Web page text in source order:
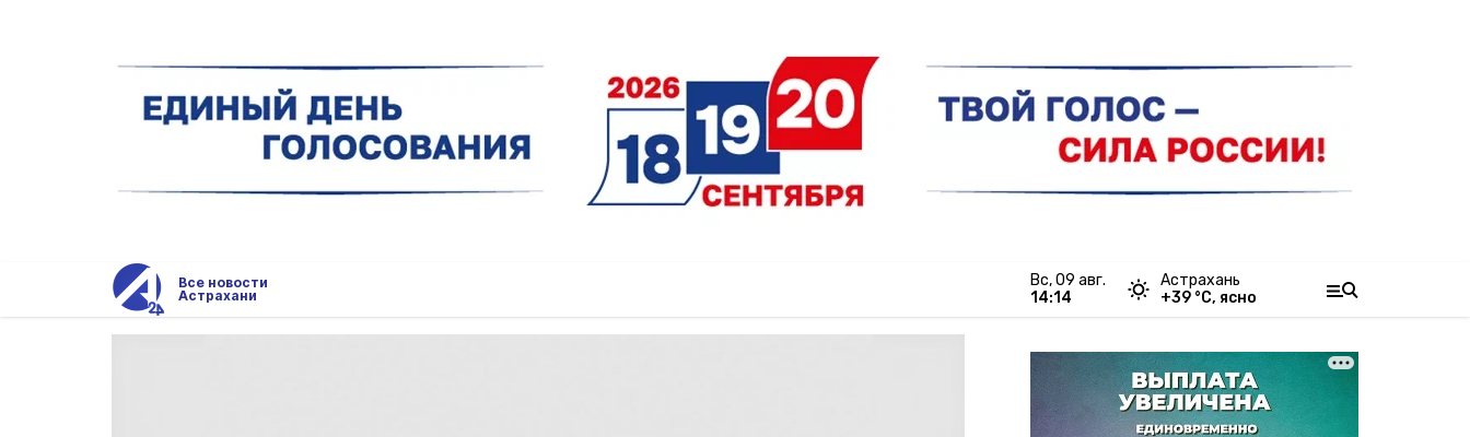
Все новости
Астрахани
вс, 09 авг.
14:14
Астрахань
+39 °С, ясно